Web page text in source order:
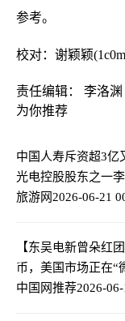
参考。
校对：谢颖颖
责任编辑： 李洛渊
为你推荐
中国人寿斥资超3亿
光电控股股东之一
旅游网2026-06-21
【东吴电新曾朵红
币，美国市场正在“
中国网推荐2026-